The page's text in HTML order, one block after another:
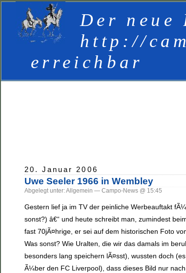
Der
http://
erreichbar
20. Januar 2006
Uwe Seeler 1966 in Wembley
Abgelegt unter: Allgemein — Campo-News @ 15:45
Gestern lief ja im TV der peinliche Werbeauftakt
sonst?) â€“ und heute schreibt man, zumindest
fast 70jÃ¤hrige, er sei auf dem historischen Foto
Was sonst? Wie Uralten, die wir das damals im
besonders lang speichern lÃ¤sst), wussten doch
Ã¼ber den FC Liverpool), dass dieses Bild nur